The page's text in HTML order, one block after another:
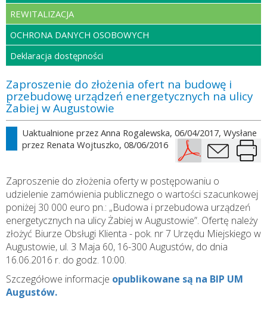
REWITALIZACJA
OCHRONA DANYCH OSOBOWYCH
Deklaracja dostępności
Zaproszenie do złożenia ofert na budowę i
przebudowę urządzeń energetycznych na ulicy
Żabiej w Augustowie
Uaktualnione przez Anna Rogalewska, 06/04/2017, Wysłane
przez Renata Wojtuszko, 08/06/2016
Zaproszenie do złożenia oferty w postępowaniu o
udzielenie zamówienia publicznego o wartości szacunkowej
poniżej 30 000 euro pn.: „Budowa i przebudowa urządzeń
energetycznych na ulicy Żabiej w Augustowie”. Ofertę należy
złożyć Biurze Obsługi Klienta - pok. nr 7 Urzędu Miejskiego w
Augustowie, ul. 3 Maja 60, 16-300 Augustów, do dnia
16.06.2016 r. do godz. 10:00.
Szczegółowe informacje opublikowane są na BIP UM
Augustów.